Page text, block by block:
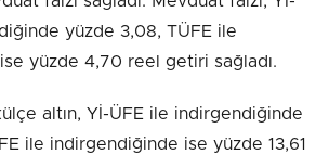
yüzde 3,08, TÜFE ile
yüzde 4,70 reel getiri sağladı.
altın, Yİ-ÜFE ile indirgendiğinde
ile indirgendiğinde ise yüzde 13,61